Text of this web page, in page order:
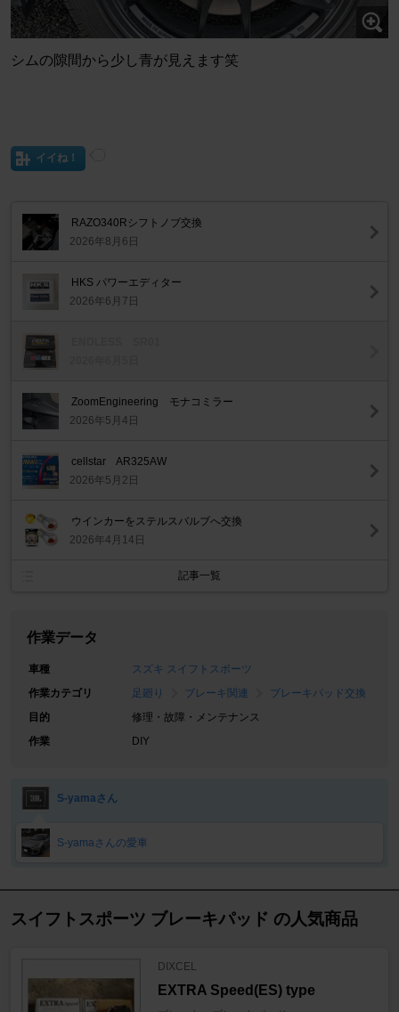
シムの隙間から少し青が見えます笑
イイね！
RAZO340Rシフトノブ交換
2026年8月6日
HKS パワーエディター
2026年6月7日
ZoomEngineering モナコミラー
2026年5月4日
cellstar AR325AW
2026年5月2日
ウインカーをステルスバルブへ交換
2026年4月14日
記事一覧
作業データ
車種
スズキ スイフトスポーツ
作業カテゴリ
足廻り ブレーキ関連
ブレーキパッド交換
目的
修理・故障・メンテナンス
作業
DIY
S-yamaさん
S-yamaさんの愛車
スイフトスポーツ ブレーキパッド の人気商品
DIXCEL
EXTRA Speed(ES) type